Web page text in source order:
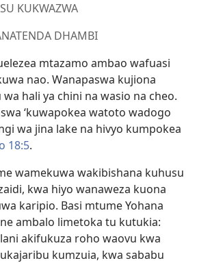
KUKWAZWA
DHAMBI
mtazamo ambao wafuasi
nao. Wanapaswa kujiona
hali ya chini na wasio na cheo.
‘kuwapokea watoto wadogo
wa jina lake na hivyo kumpokea
18:5.
wamekuwa wakibishana kuhusu
kwa hiyo wanaweza kuona
karipio. Basi mtume Yohana
ambalo limetoka tu kutukia:
akifukuza roho waovu kwa
kumzuia, kwa sababu